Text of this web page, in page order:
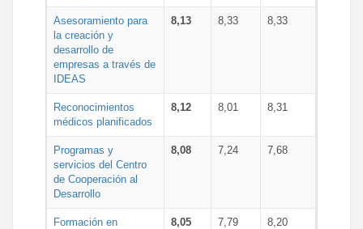
Asesoramiento para
la creación y
desarrollo de
empresas a través de
IDEAS
8,13 8,33 8,33
Reconocimientos
médicos planificados
8,12 8,01 8,31
Programas y
servicios del Centro
de Cooperación al
Desarrollo
8,08 7,24 7,68
Formación en
8,05 7,79 8,20